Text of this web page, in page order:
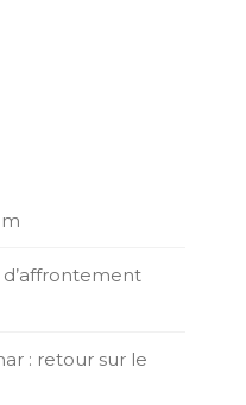
: retour sur le